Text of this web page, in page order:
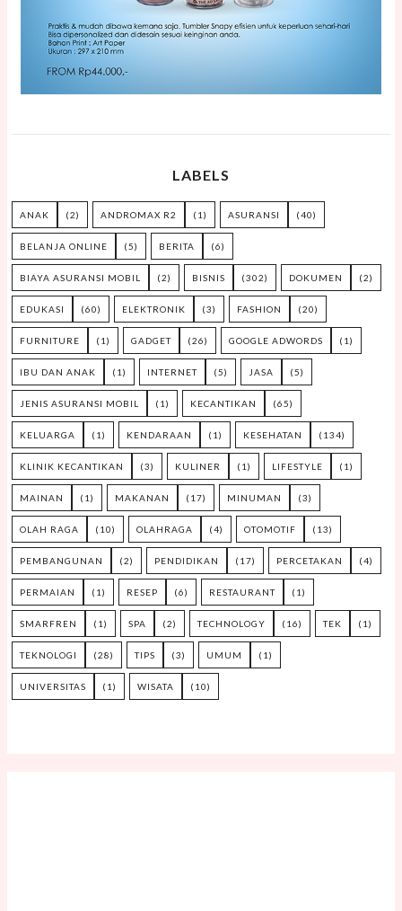
LABELS
ANAK (2) ANDROMAX R2 (1) ASURANSI (40)
BELANJA ONLINE (5) BERITA (6)
BIAYA ASURANSI MOBIL (2) BISNIS (302) DOKUMEN (2)
EDUKASI (60) ELEKTRONIK (3) FASHION (20)
FURNITURE (1) GADGET (26) GOOGLE ADWORDS (1)
IBU DAN ANAK (1) INTERNET (5) JASA (5)
JENIS ASURANSI MOBIL (1) KECANTIKAN (65)
KELUARGA (1) KENDARAAN (1) KESEHATAN (134)
KLINIK KECANTIKAN (3) KULINER (1) LIFESTYLE (1)
MAINAN (1) MAKANAN (17) MINUMAN (3)
OLAH RAGA (10) OLAHRAGA (4) OTOMOTIF (13)
PEMBANGUNAN (2) PENDIDIKAN (17) PERCETAKAN (4)
PERMAIAN (1) RESEP (6) RESTAURANT (1)
SMARFREN (1) SPA (2) TECHNOLOGY (16) TEK (1)
TEKNOLOGI (28) TIPS (3) UMUM (1)
UNIVERSITAS (1) WISATA (10)